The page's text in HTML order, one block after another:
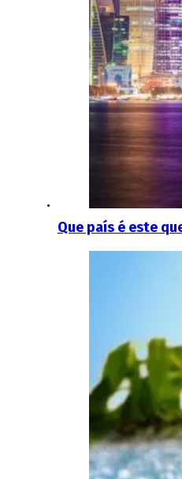
Que país é este